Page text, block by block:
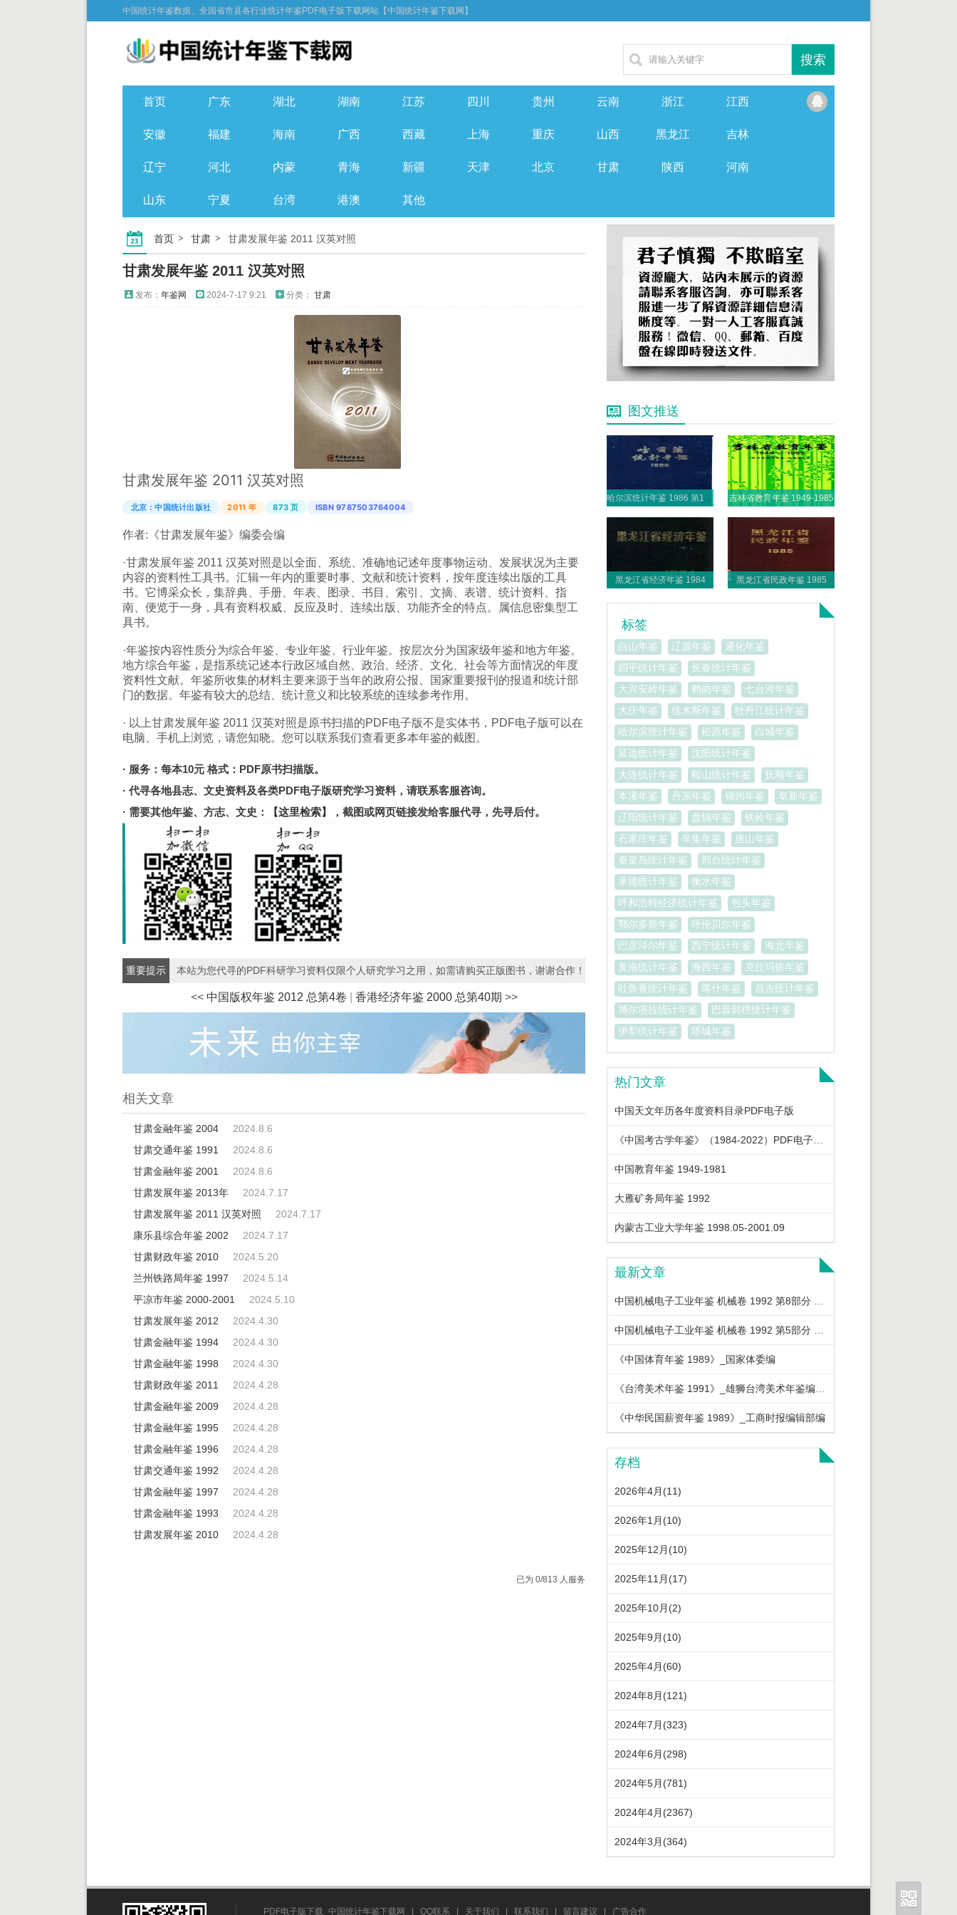
中国统计年鉴数据、全国省市县各行业统计年鉴PDF电子版下载网站【中国统计年鉴下载网】
首页 广东 湖北 湖南 江苏 四川 贵州 云南 浙江 江西
安徽 福建 海南 广西 西藏 上海 重庆 山西 黑龙江 吉林
辽宁 河北 内蒙 青海 新疆 天津 北京 甘肃 陕西 河南
山东 宁夏 台湾 港澳 其他
首页 甘肃 甘肃发展年鉴 2011 汉英对照
甘肃发展年鉴 2011 汉英对照
发布： 年鉴网 2024-7-17 9:21 分类： 甘肃
甘肃发展年鉴 2011 汉英对照
北京：中国统计出版社 2011 年 873 页 ISBN 9787503764004
作者: 《甘肃发展年鉴》编委会编
·甘肃发展年鉴 2011 汉英对照是以全面、系统、准确地记述年度事物运动、发展状况为主要
内容的资料性工具书。汇辑一年内的重要时事、文献和统计资料，按年度连续出版的工具
书。它博采众长，集辞典、手册、年表、图录、书目、索引、文摘、表谱、统计资料、指
南、便览于一身，具有资料权威、反应及时、连续出版、功能齐全的特点。属信息密集型工
具书。
·年鉴按内容性质分为综合年鉴、专业年鉴、行业年鉴。按层次分为国家级年鉴和地方年鉴。
地方综合年鉴，是指系统记述本行政区域自然、政治、经济、文化、社会等方面情况的年度
资料性文献。年鉴所收集的材料主要来源于当年的政府公报、国家重要报刊的报道和统计部
门的数据。年鉴有较大的总结、统计意义和比较系统的连续参考作用。
· 以上甘肃发展年鉴 2011 汉英对照是原书扫描的PDF电子版不是实体书，PDF电子版可以在
电脑、手机上浏览，请您知晓。您可以联系我们查看更多本年鉴的截图。
· 服务：每本10元 格式：PDF原书扫描版。
· 代寻各地县志、文史资料及各类PDF电子版研究学习资料，请联系客服咨询。
· 需要其他年鉴、方志、文史：
【这里检索】 ，截图或网页链接发给客服代寻，先寻后付。
重要提示 本站为您代寻的PDF科研学习资料仅限个人研究学习之用，如需请购买正版图书，谢谢合作！
<< 中国版权年鉴 2012 总第4卷 香港经济年鉴 2000 总第40期 >>
相关文章
甘肃金融年鉴 2004
2024.8.6
甘肃交通年鉴 1991
2024.8.6
甘肃金融年鉴 2001
2024.8.6
甘肃发展年鉴 2013年
2024.7.17
甘肃发展年鉴 2011 汉英对照
2024.7.17
康乐县综合年鉴 2002
2024.7.17
甘肃财政年鉴 2010
2024.5.20
兰州铁路局年鉴 1997
2024.5.14
平凉市年鉴 2000-2001
2024.5.10
甘肃发展年鉴 2012
2024.4.30
甘肃金融年鉴 1994
2024.4.30
甘肃金融年鉴 1998
2024.4.30
甘肃财政年鉴 2011
2024.4.28
甘肃金融年鉴 2009
2024.4.28
甘肃金融年鉴 1995
2024.4.28
甘肃金融年鉴 1996
2024.4.28
甘肃交通年鉴 1992
2024.4.28
甘肃金融年鉴 1997
2024.4.28
甘肃金融年鉴 1993
2024.4.28
甘肃发展年鉴 2010
2024.4.28
已为 0/813 人服务
图文推送
哈尔滨统计年鉴 1986 第1部分 1985年各项事业发展概况 吉林省教育年鉴 1949-1985
黑龙江省经济年鉴 1984 黑龙江省民政年鉴 1985
标签
白山年鉴 辽源年鉴
通化年鉴
四平统计年鉴
长春统计年鉴
大兴安岭年鉴
鹤岗年鉴
七台河年鉴
大庆年鉴
佳木斯年鉴
牡丹江统计年鉴
哈尔滨统计年鉴
松原年鉴
白城年鉴
延边统计年鉴
沈阳统计年鉴
大连统计年鉴
鞍山统计年鉴
抚顺年鉴
本溪年鉴
丹东年鉴 锦州年鉴
阜新年鉴
辽阳统计年鉴
盘锦年鉴
铁岭年鉴
石家庄年鉴
辛集年鉴
唐山年鉴
秦皇岛统计年鉴
邢台统计年鉴
承德统计年鉴
衡水年鉴
呼和浩特经济统计年鉴
包头年鉴
鄂尔多斯年鉴
呼伦贝尔年鉴
巴彦淖尔年鉴
西宁统计年鉴
海北年鉴
黄南统计年鉴
海西年鉴
克拉玛依年鉴
吐鲁番统计年鉴
喀什年鉴
昌吉统计年鉴
博尔塔拉统计年鉴
巴音郭楞统计年鉴
伊犁统计年鉴
塔城年鉴
热门文章
中国天文年历各年度资料目录PDF电子版
《中国考古学年鉴》（1984-2022）PDF电子版下载
中国教育年鉴 1949-1981
大雁矿务局年鉴 1992
内蒙古工业大学年鉴 1998.05-2001.09
最新文章
中国机械电子工业年鉴 机械卷 1992 第8部分 机械工业重要经济政策法规
中国机械电子工业年鉴 机械卷 1992 第5部分 机械工业优质产品及节能产品
《中国体育年鉴 1989》_国家体委编
《台湾美术年鉴 1991》_雄狮台湾美术年鉴编辑委员会编著
《中华民国薪资年鉴 1989》_工商时报编辑部编
存档
2026年4月(11)
2026年1月(10)
2025年12月(10)
2025年11月(17)
2025年10月(2)
2025年9月(10)
2025年4月(60)
2024年8月(121)
2024年7月(323)
2024年6月(298)
2024年5月(781)
2024年4月(2367)
2024年3月(364)
PDF电子版下载_中国统计年鉴下载网 QQ联系 关于我们 联系我们 留言建议 广告合作